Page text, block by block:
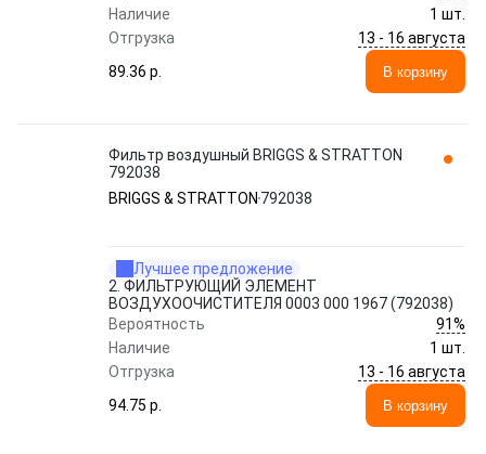
Наличие
1 шт.
Отгрузка
13 - 16 августа
89.36 p.
В корзину
Фильтр воздушный BRIGGS & STRATTON
792038
BRIGGS & STRATTON 792038
Лучшее предложение
2. ФИЛЬТРУЮЩИЙ ЭЛЕМЕНТ
ВОЗДУХООЧИСТИТЕЛЯ 0003 000 1967 (792038)
Вероятность
91%
Наличие
1 шт.
Отгрузка
13 - 16 августа
94.75 p.
В корзину